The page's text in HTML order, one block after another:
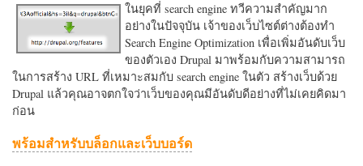
ในยุคที่ search engine ทวีความสำคัญมาก
อย่างในปัจจุบัน เจ้าของเว็บไซต์ต่างต้องทำ
Search Engine Optimization เพื่อเพิ่มอันดับเว็บ
ของตัวเอง Drupal มาพร้อมกับความสามารถ
ในการสร้าง URL ที่เหมาะสมกับ search engine ในตัว สร้างเว็บด้วย
Drupal แล้วคุณอาจตกใจว่าเว็บของคุณมีอันดับดีอย่างที่ไม่เคยคิดมา
ก่อน
พร้อมสำหรับบล็อกและเว็บบอร์ด